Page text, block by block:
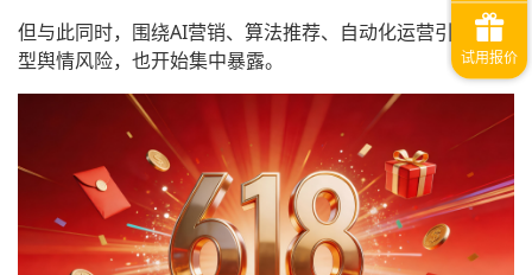
但与此同时，围绕AI营销、算法推荐、自动化运营引发的新
型舆情风险，也开始集中暴露。